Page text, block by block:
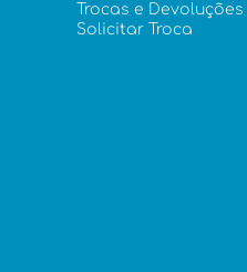
Trocas e Devoluções
Solicitar Troca